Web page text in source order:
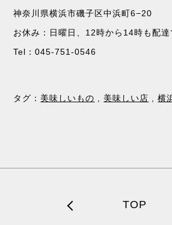
神奈川県横浜市磯子区中浜町6−20
お休み：日曜日、12時から14時も配達
Tel：045-751-0546
タグ： 美味しいもの 美味しい店 ,横
TOP